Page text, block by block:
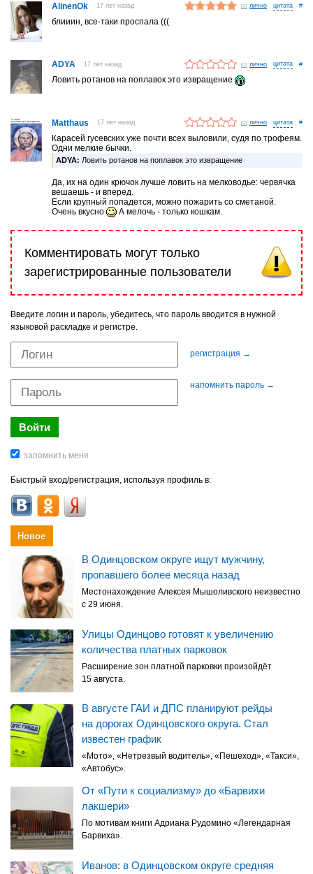
AlinenOk 17 лет назад лично #
блииин, все-таки проспала (((
ADYA 17 лет назад лично #
Ловить ротанов на поплавок это извращение
Matthaus 17 лет назад лично #
Карасей гусевских уже почти всех выловили, судя по трофеям.
Одни мелкие бычки.
ADYA: Ловить ротанов на поплавок это извращение
Да, их на один крючок лучше ловить на мелководье: червячка
вешаешь - и вперед.
Если крупный попадется, можно пожарить со сметаной.
Очень вкусно
А мелочь - только кошкам.
Комментировать могут только
зарегистрированные пользователи
Введите логин и пароль, убедитесь, что пароль вводится в нужной
языковой раскладке и регистре.
регистрация →
напомнить пароль →
Быстрый вход/регистрация, используя профиль в:
Новое
В Одинцовском округе ищут мужчину,
пропавшего более месяца назад
Местонахождение Алексея Мышоливского неизвестно
с 29 июня.
Улицы Одинцово готовят к увеличению
количества платных парковок
Расширение зон платной парковки произойдёт
15 августа.
В августе ГАИ и ДПС планируют рейды
на дорогах Одинцовского округа. Стал
известен график
«Мото», «Нетрезвый водитель», «Пешеход», «Такси»,
«Автобус».
От «Пути к социализму» до «Барвихи
лакшери»
По мотивам книги Адриана Рудомино «Легендарная
Барвиха».
Иванов: в Одинцовском округе средняя